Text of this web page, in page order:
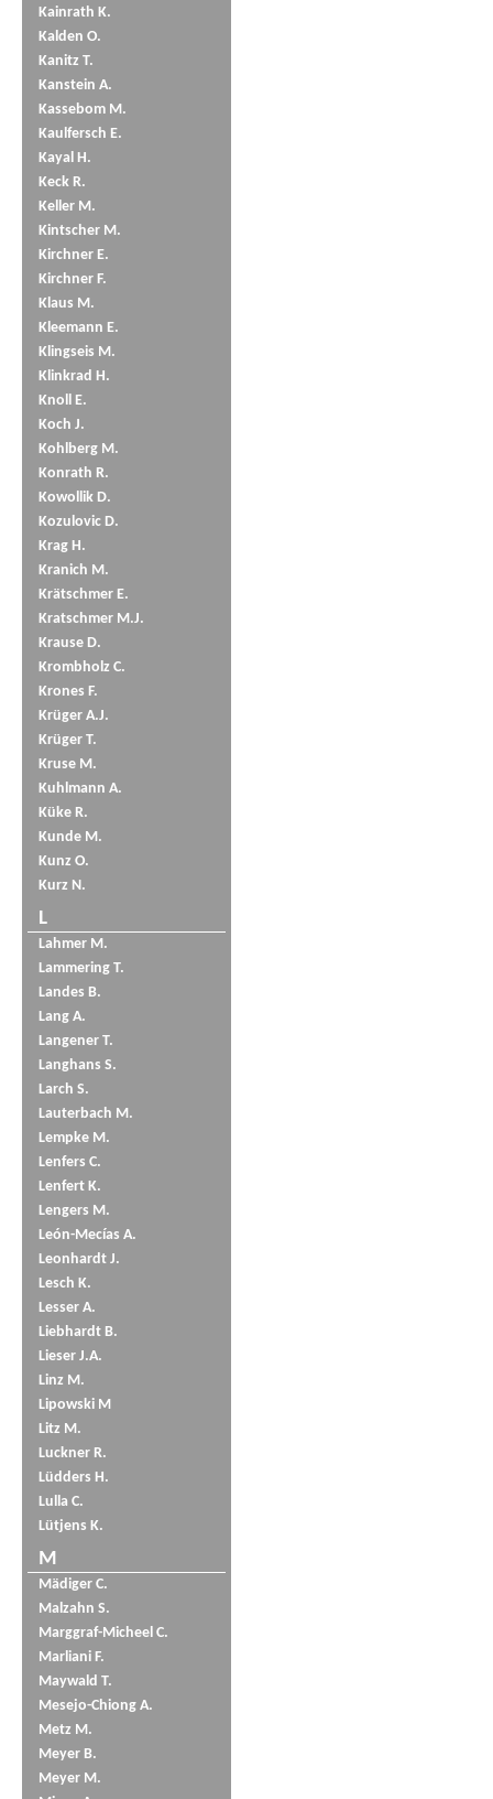
Kainrath K.
Kalden O.
Kanitz T.
Kanstein A.
Kassebom M.
Kaulfersch E.
Kayal H.
Keck R.
Keller M.
Kintscher M.
Kirchner E.
Kirchner F.
Klaus M.
Kleemann E.
Klingseis M.
Klinkrad H.
Knoll E.
Koch J.
Kohlberg M.
Konrath R.
Kowollik D.
Kozulovic D.
Krag H.
Kranich M.
Krätschmer E.
Kratschmer M.J.
Krause D.
Krombholz C.
Krones F.
Krüger A.J.
Krüger T.
Kruse M.
Kuhlmann A.
Küke R.
Kunde M.
Kunz O.
Kurz N.
L
Lahmer M.
Lammering T.
Landes B.
Lang A.
Langener T.
Langhans S.
Larch S.
Lauterbach M.
Lempke M.
Lenfers C.
Lenfert K.
Lengers M.
León-Mecías A.
Leonhardt J.
Lesch K.
Lesser A.
Liebhardt B.
Lieser J.A.
Linz M.
Lipowski M
Litz M.
Luckner R.
Lüdders H.
Lulla C.
Lütjens K.
M
Mädiger C.
Malzahn S.
Marggraf-Micheel C.
Marliani F.
Maywald T.
Mesejo-Chiong A.
Metz M.
Meyer B.
Meyer M.